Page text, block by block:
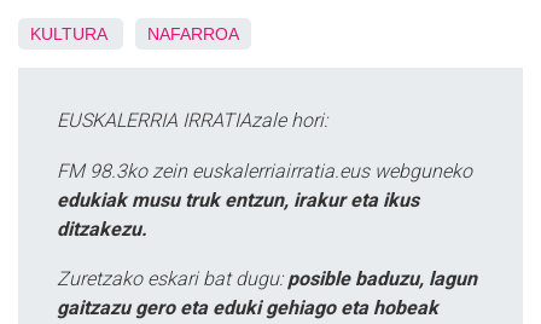
KULTURA NAFARROA
EUSKALERRIA IRRATIAzale hori:
FM 98.3ko zein euskalerriairratia.eus webguneko
edukiak musu truk entzun, irakur eta ikus
ditzakezu.
Zuretzako eskari bat dugu: posible baduzu, lagun
gaitzazu gero eta eduki gehiago eta hobeak